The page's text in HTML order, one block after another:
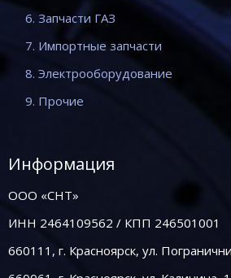
6. Запчасти ГАЗ
7. Импортные запчасти
8. Электрооборудование
9. Прочие
Информация
ООО «СНТ»
ИНН 2464109562 / КПП 246501001
660111, г. Красноярск, ул.